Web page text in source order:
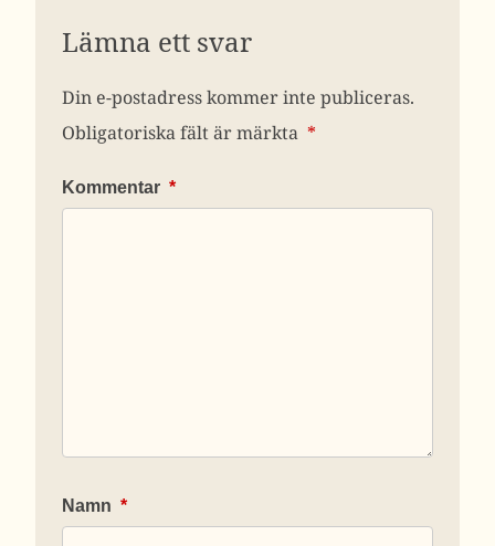
Lämna ett svar
Din e-postadress kommer inte publiceras.
Obligatoriska fält är märkta *
Kommentar *
Namn *